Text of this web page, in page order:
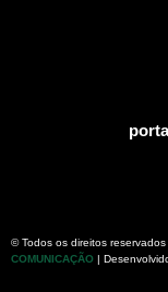
© Todos os direitos
COMUNICAÇÃO
|